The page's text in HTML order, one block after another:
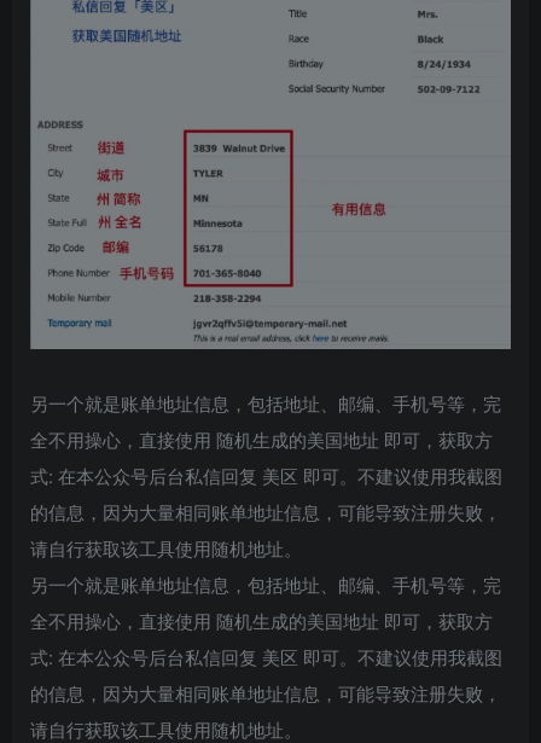
另一个就是账单地址信息，包括地址、邮编、手机号等，完
全不用操心，直接使用 随机生成的美国地址 即可，获取方
式: 在本公众号后台私信回复 美区 即可。不建议使用我截图
的信息，因为大量相同账单地址信息，可能导致注册失败，
请自行获取该工具使用随机地址。
另一个就是账单地址信息，包括地址、邮编、手机号等，完
全不用操心，直接使用 随机生成的美国地址 即可，获取方
式: 在本公众号后台私信回复 美区 即可。不建议使用我截图
的信息，因为大量相同账单地址信息，可能导致注册失败，
请自行获取该工具使用随机地址。